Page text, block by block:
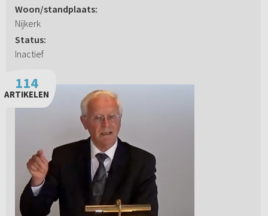
Woon/standplaats:
Nijkerk
Status:
Inactief
114
ARTIKELEN